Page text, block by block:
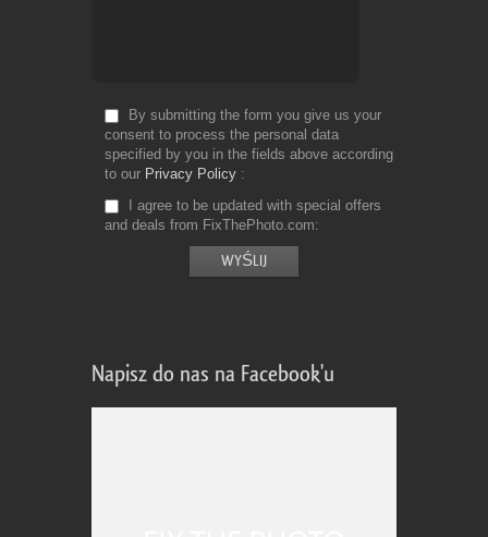
By submitting the form you give us your
consent to process the personal data
specified by you in the fields above according
to our Privacy Policy
I agree to be updated with special offers
and deals from FixThePhoto.com
Napisz do nas na Facebook'u